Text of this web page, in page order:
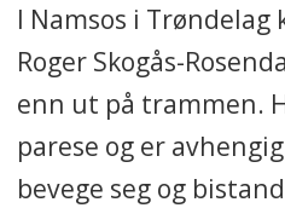
I Namsos i Trøndelag
Roger Skogås-
enn ut på trammen.
parese og er
bevege seg og